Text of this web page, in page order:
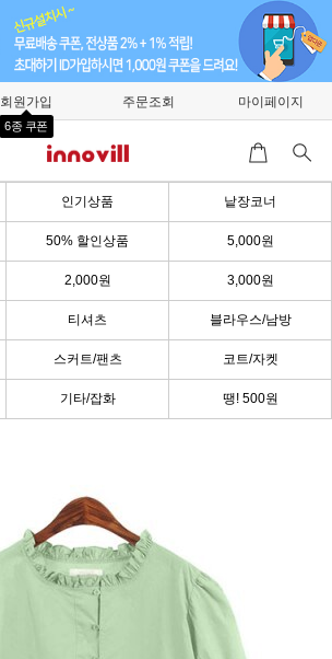
회원가입
6종 쿠폰
주문조회 마이페이지
인기상품 낱장코너
50% 할인상품 5,000원
2,000원 3,000원
티셔츠 블라우스/남방
스커트/팬츠 코트/자켓
기타/잡화 땡! 500원